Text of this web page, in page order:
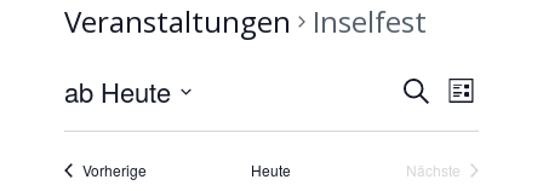
Veranstaltungen Inselfest
Suche
und
Suche List
ab Heute
Vorherige VeranstaltungenHeute
Nächste